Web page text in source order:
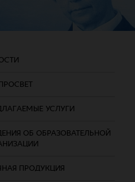
УСЛУГИ
ОБ ОБРАЗОВАТЕЛЬНОЙ
ПРОДУКЦИЯ